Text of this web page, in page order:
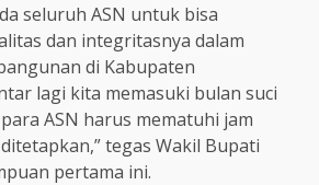
seluruh ASN untuk bisa
dan integritasnya dalam
di Kabupaten
lagi kita memasuki bulan suci
ASN harus mematuhi jam
tegas Wakil Bupati
pertama ini.